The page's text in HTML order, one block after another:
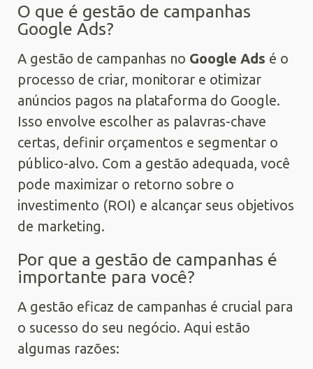
O que é gestão de campanhas
Google Ads?
A gestão de campanhas no Google Ads é o
processo de criar, monitorar e otimizar
anúncios pagos na plataforma do Google.
Isso envolve escolher as palavras-chave
certas, definir orçamentos e segmentar o
público-alvo. Com a gestão adequada, você
pode maximizar o retorno sobre o
investimento (ROI) e alcançar seus objetivos
de marketing.
Por que a gestão de campanhas é
importante para você?
A gestão eficaz de campanhas é crucial para
o sucesso do seu negócio. Aqui estão
algumas razões: